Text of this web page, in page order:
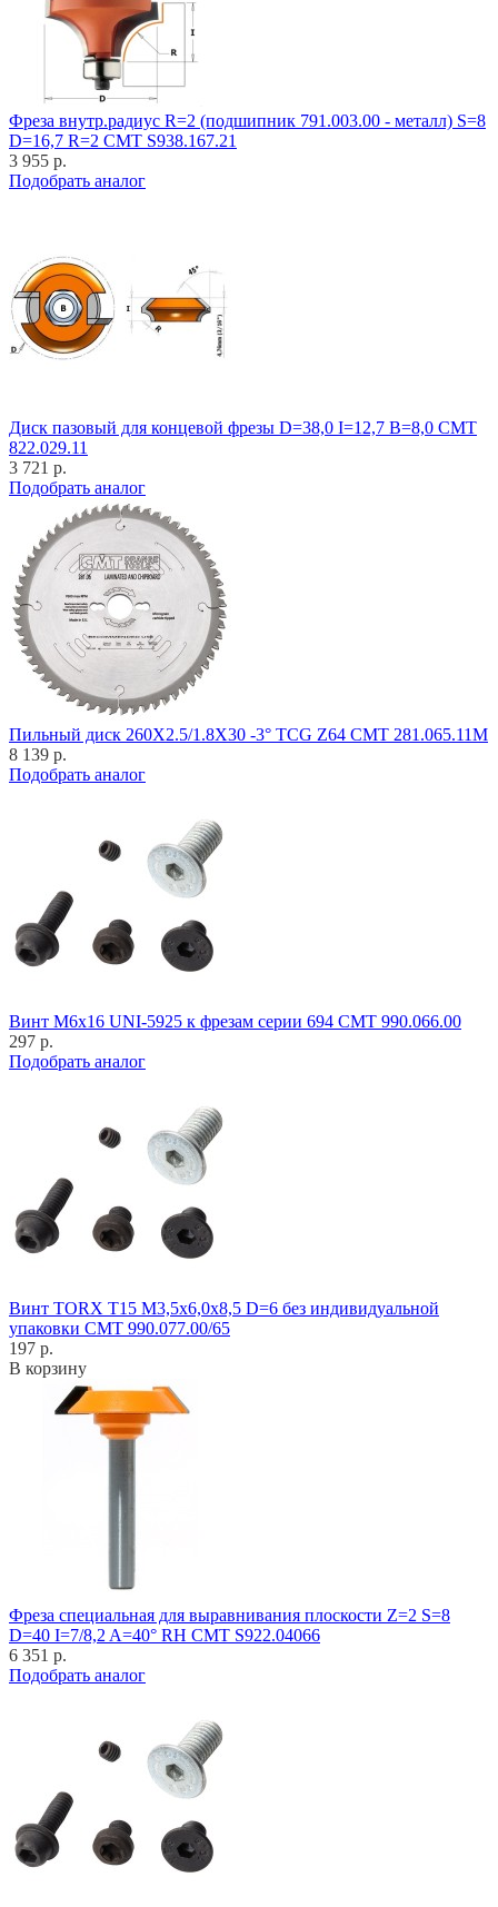
Фреза внутр.радиус R=2 (подшипник 791.003.00 - металл) S=8
D=16,7 R=2 CMT S938.167.21
3 955 р.
Подобрать аналог
Диск пазовый для концевой фрезы D=38,0 I=12,7 B=8,0 CMT
822.029.11
3 721 р.
Подобрать аналог
Пильный диск 260X2.5/1.8X30 -3° TCG Z64 CMT 281.065.11M
8 139 р.
Подобрать аналог
Винт M6x16 UNI-5925 к фрезам серии 694 CMT 990.066.00
297 р.
Подобрать аналог
Винт TORX T15 M3,5x6,0x8,5 D=6 без индивидуальной
упаковки CMT 990.077.00/65
197 р.
В корзину
Фреза специальная для выравнивания плоскости Z=2 S=8
D=40 I=7/8,2 A=40° RH CMT S922.04066
6 351 р.
Подобрать аналог